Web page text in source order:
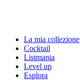
La mia collezione
Cocktail
Listmania
Level up
Esplora